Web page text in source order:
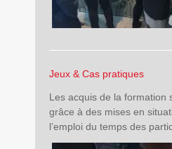
Jeux & Cas pratiques
Les acquis de la formation
grâce à des mises en
l’emploi du temps des